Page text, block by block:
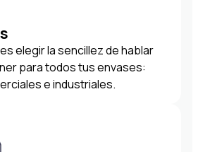
elegir la sencillez de hablar
para todos tus envases:
e industriales.